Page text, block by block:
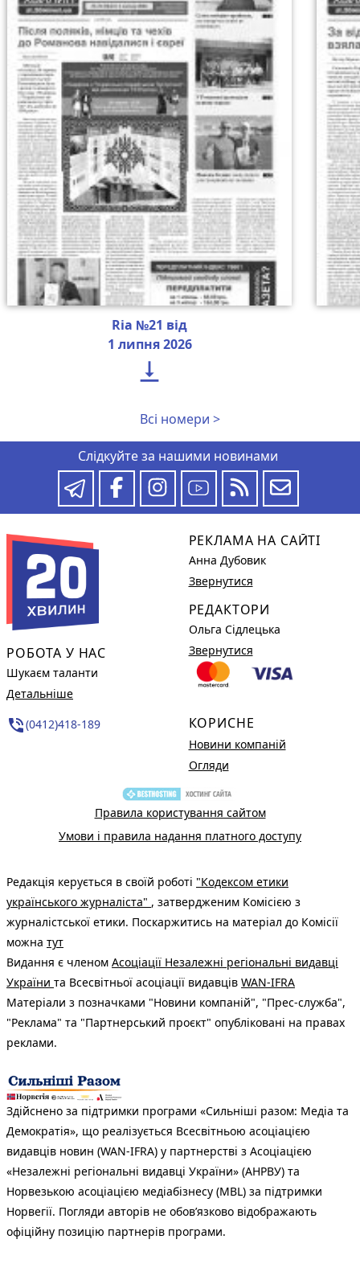
Ria №21 від
1 липня 2026

Всі номери >
Слідкуйте за нашими новинами
РОБОТА У НАС
Шукаєм таланти
Детальніше
phone_in_talk(0412)418-189
РЕКЛАМА НА САЙТІ
Анна Дубовик
Звернутися
РЕДАКТОРИ
Ольга Сідлецька
Звернутися
КОРИСНЕ
Новини компаній
Огляди
Правила користування сайтом
Умови і правила надання платного доступу
Редакція керується в своїй роботі "Кодексом етики
українського журналіста" , затвердженим Комісією з
журналістської етики. Поскаржитись на матеріал до Комісії
можна тут
Видання є членом Асоціації Незалежні регіональні видавці
України та Всесвітньої асоціації видавців WAN-IFRA
Матеріали з позначками "Новини компаній", "Прес-служба",
"Реклама" та "Партнерський проєкт" опубліковані на правах
реклами.
Здійснено за підтримки програми «Сильніші разом: Медіа та
Демократія», що реалізується Всесвітньою асоціацією
видавців новин (WAN-IFRA) у партнерстві з Асоціацією
«Незалежні регіональні видавці України» (АНРВУ) та
Норвезькою асоціацією медіабізнесу (MBL) за підтримки
Норвегії. Погляди авторів не обов’язково відображають
офіційну позицію партнерів програми.